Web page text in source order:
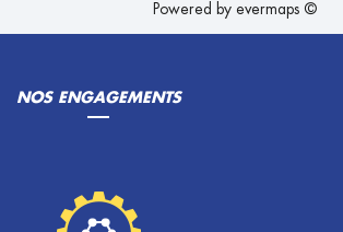
Powered by evermaps ©
NOS ENGAGEMENTS